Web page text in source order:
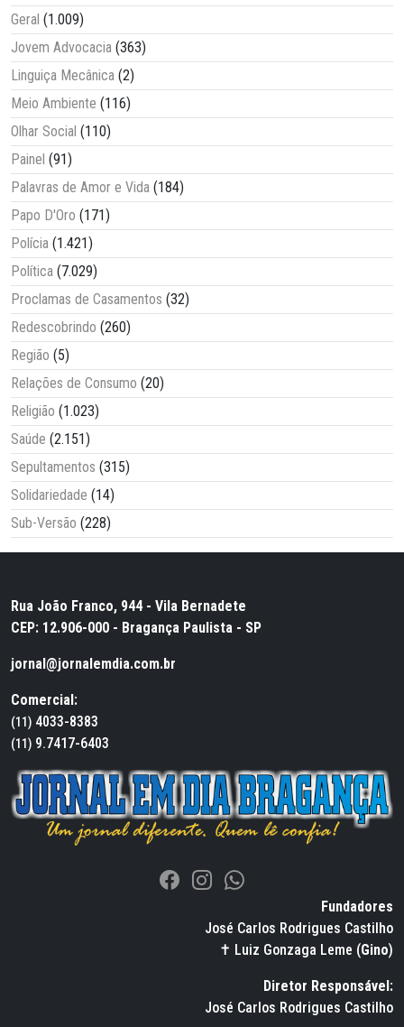
Geral (1.009)
Jovem Advocacia (363)
Linguiça Mecânica (2)
Meio Ambiente (116)
Olhar Social (110)
Painel (91)
Palavras de Amor e Vida (184)
Papo D'Oro (171)
Polícia (1.421)
Política (7.029)
Proclamas de Casamentos (32)
Redescobrindo (260)
Região (5)
Relações de Consumo (20)
Religião (1.023)
Saúde (2.151)
Sepultamentos (315)
Solidariedade (14)
Sub-Versão (228)
Rua João Franco, 944 - Vila Bernadete
CEP: 12.906-000 - Bragança Paulista - SP
jornal@jornalemdia.com.br
Comercial:
(11) 4033-8383
(11) 9.7417-6403
Fundadores
José Carlos Rodrigues Castilho
✝ Luiz Gonzaga Leme (Gino)
Diretor Responsável:
José Carlos Rodrigues Castilho